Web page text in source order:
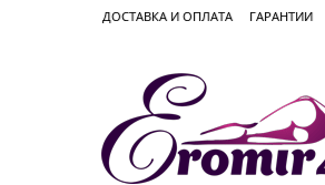
ДОСТАВКА И ОПЛАТА ГАРАНТИИ